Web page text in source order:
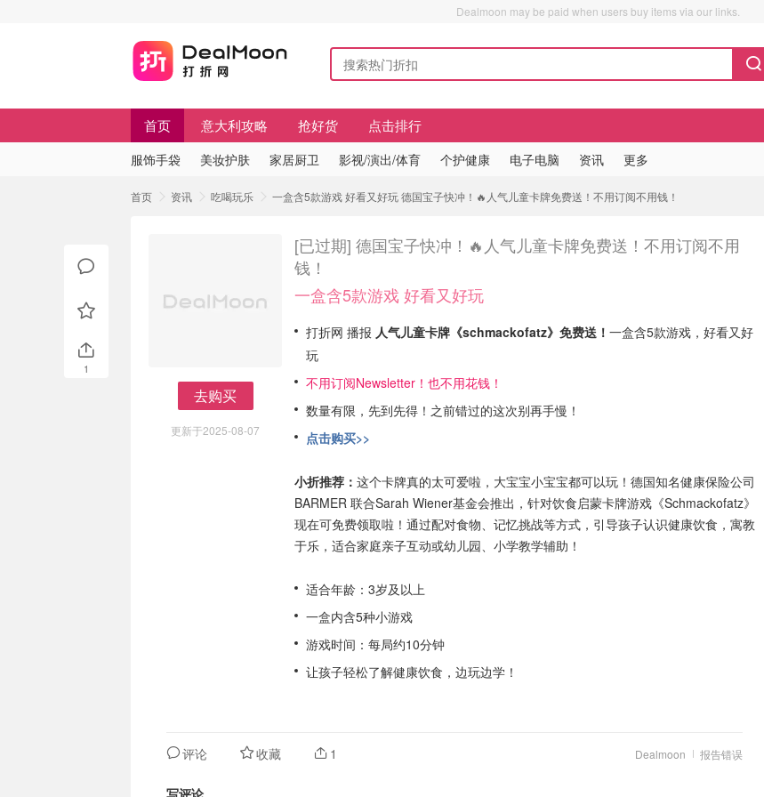
Dealmoon may be paid when users buy items via our links.
首页 意大利攻略 抢好货 点击排行
服饰手袋 美妆护肤 家居厨卫 影视/演出/体育 个护健康 电子电脑 资讯 更多
首页 资讯 吃喝玩乐 一盒含5款游戏 好看又好玩 德国宝子快冲！🔥人气儿童卡牌免费送！不用订阅不用钱！
去购买
更新于2025-08-07
[已过期] 德国宝子快冲！🔥人气儿童卡牌免费送！不用订阅不用
钱！
一盒含5款游戏 好看又好玩
打折网 播报 人气儿童卡牌《schmackofatz》免费送！ 一盒含5款游戏，好看又好
玩
不用订阅Newsletter！也不用花钱！
数量有限，先到先得！之前错过的这次别再手慢！
点击购买>>
小折推荐： 这个卡牌真的太可爱啦，大宝宝小宝宝都可以玩！德国知名健康保险公司
BARMER 联合Sarah Wiener基金会推出，针对饮食启蒙卡牌游戏《Schmackofatz》
现在可免费领取啦！通过配对食物、记忆挑战等方式，引导孩子认识健康饮食，寓教
于乐，适合家庭亲子互动或幼儿园、小学教学辅助！
适合年龄：3岁及以上
一盒内含5种小游戏
游戏时间：每局约10分钟
让孩子轻松了解健康饮食，边玩边学！
报告错误
Dealmoon
评论 收藏 1
1